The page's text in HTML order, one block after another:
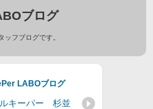
ブログ
フブログです。
LABOブログ
ルキーパー 杉並